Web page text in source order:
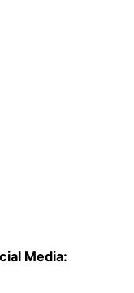
Media: